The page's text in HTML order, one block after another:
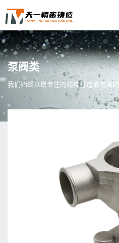
泵阀类
我们始终以最专注的精神打造最完美的